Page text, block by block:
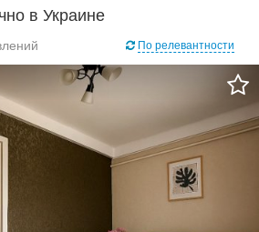
в Украине
По релевантности